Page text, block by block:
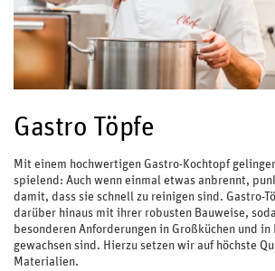
Gastro Töpfe
Mit einem hochwertigen Gastro-Kochtopf
spielend: Auch wenn einmal etwas anbrennt,
damit, dass sie schnell zu reinigen sind. Gastro-
darüber hinaus mit ihrer robusten Bauweise,
besonderen Anforderungen in Großküchen und in
gewachsen sind. Hierzu setzen wir auf höchste
Materialien.